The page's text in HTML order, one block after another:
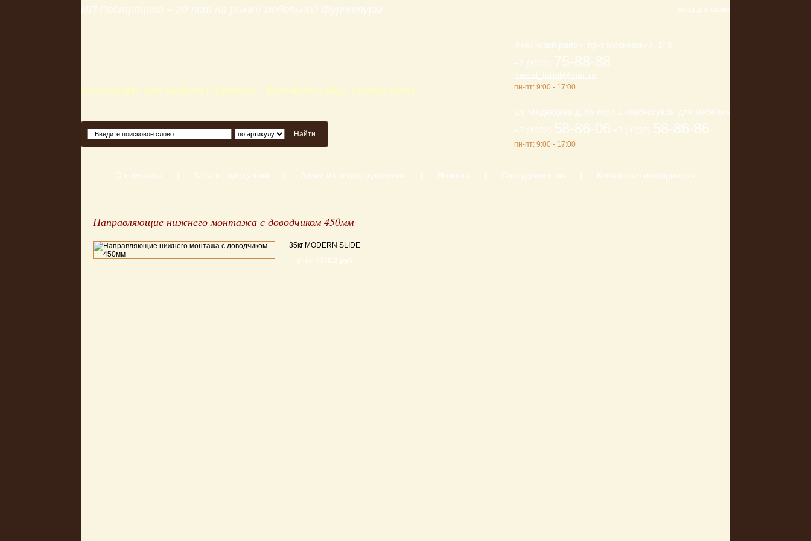
ИП Пестрецова – 20 лет на рынке мебельной фурнитуры
Аксессуары для мебели в Брянске - большой выбор, низкие цены
Вход для своих
Фокинский район, пр-т Московский, 148
+7 (4832) 75-88-88
mebel_furnit@mail.ru
пн-пт: 9:00 - 17:00
ул. Медведева д. 65 корп.1 «Аксессуары для мебели»
+7 (4832) 58-86-06 +7 (4832) 58-86-86
пн-пт: 9:00 - 17:00
Найти
О компании Каталог продукции Акции и спецпредложения Новости Сотрудничество Контактная информация
Направляющие нижнего монтажа с доводчиком 450мм
35кг MODERN SLIDE
Цена: 1070.2 руб.